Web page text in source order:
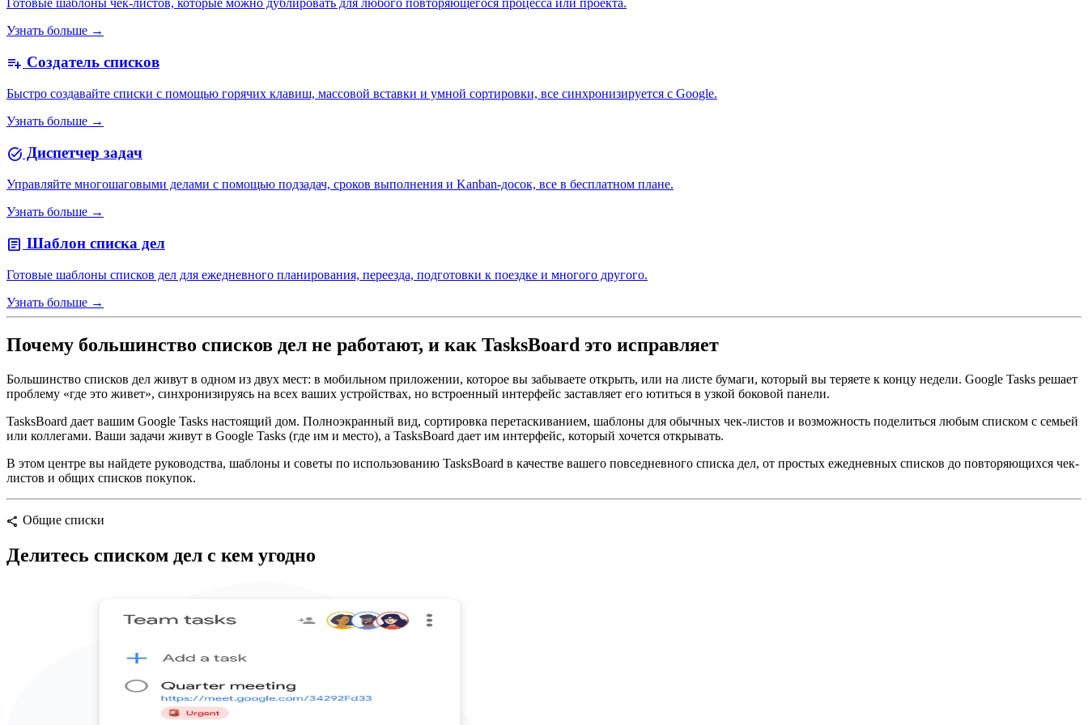
Готовые шаблоны чек-листов, которые можно дублировать для любого повторяющегося процесса или проекта.
Узнать больше →
playlist_add Создатель списков
Быстро создавайте списки с помощью горячих клавиш, массовой вставки и умной сортировки, все синхронизируется с Google.
Узнать больше →
task_alt Диспетчер задач
Управляйте многошаговыми делами с помощью подзадач, сроков выполнения и Kanban-досок, все в бесплатном плане.
Узнать больше →
article Шаблон списка дел
Готовые шаблоны списков дел для ежедневного планирования, переезда, подготовки к поездке и многого другого.
Узнать больше →
Почему большинство списков дел не работают, и как TasksBoard это исправляет
Большинство списков дел живут в одном из двух мест: в мобильном приложении, которое вы забываете открыть, или на листе бумаги, который вы теряете к концу недели. Google Tasks решает
проблему «где это живет», синхронизируясь на всех ваших устройствах, но встроенный интерфейс заставляет его ютиться в узкой боковой панели.
TasksBoard дает вашим Google Tasks настоящий дом. Полноэкранный вид, сортировка перетаскиванием, шаблоны для обычных чек-листов и возможность поделиться любым списком с семьей
или коллегами. Ваши задачи живут в Google Tasks (где им и место), а TasksBoard дает им интерфейс, который хочется открывать.
В этом центре вы найдете руководства, шаблоны и советы по использованию TasksBoard в качестве вашего повседневного списка дел, от простых ежедневных списков до повторяющихся чек-
листов и общих списков покупок.
share Общие списки
Делитесь списком дел с кем угодно